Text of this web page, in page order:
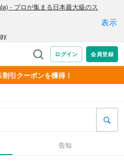
引クーポンを獲得！
告知